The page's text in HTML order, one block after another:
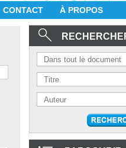
CONTACT À PROPOS